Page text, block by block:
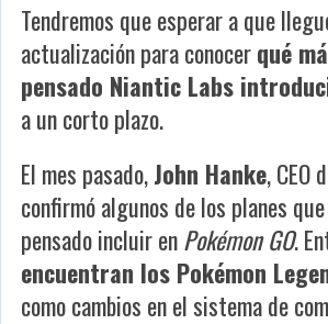
Tendremos que esperar a que
actualización para conocerqué
pensado Niantic Labs
a un corto plazo.
El mes pasado,John Hanke, CEO
confirmó algunos de los planes
pensado incluir enPokémon GO.
encuentran los Pokémon
como cambios en el sistema de